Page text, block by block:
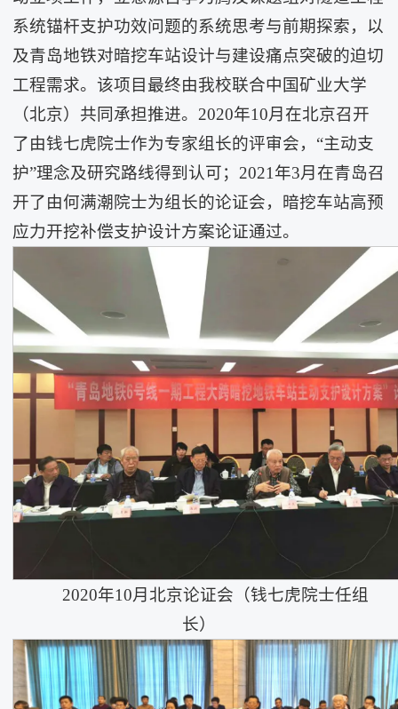
系统锚杆支护功效问题的系统思考与前期探索，以
及青岛地铁对暗挖车站设计与建设痛点突破的迫切
工程需求。该项目最终由我校联合中国矿业大学
（北京）共同承担推进。2020年10月在北京召开
了由钱七虎院士作为专家组长的评审会，“主动支
护”理念及研究路线得到认可；2021年3月在青岛召
开了由何满潮院士为组长的论证会，暗挖车站高预
应力开挖补偿支护设计方案论证通过。
2020年10月北京论证会（钱七虎院士任组
长）